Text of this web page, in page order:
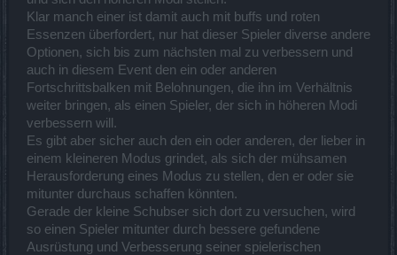
Klar manch einer ist damit auch mit buffs und roten
Essenzen überfordert, nur hat dieser Spieler diverse andere
Optionen, sich bis zum nächsten mal zu verbessern und
auch in diesem Event den ein oder anderen
Fortschrittsbalken mit Belohnungen, die ihn im Verhältnis
weiter bringen, als einen Spieler, der sich in höheren Modi
verbessern will.
Es gibt aber sicher auch den ein oder anderen, der lieber in
einem kleineren Modus grindet, als sich der mühsamen
Herausforderung eines Modus zu stellen, den er oder sie
mitunter durchaus schaffen könnten.
Gerade der kleine Schubser sich dort zu versuchen, wird
so einen Spieler mitunter durch bessere gefundene
Ausrüstung und Verbesserung seiner spielerischen